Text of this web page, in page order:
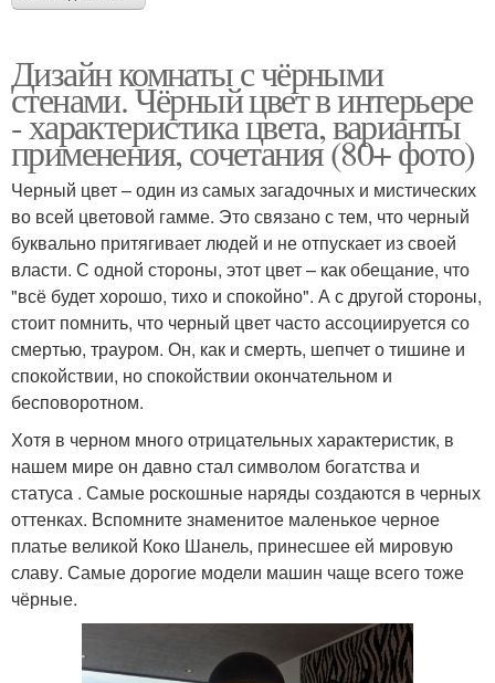
Дизайн комнаты с чёрными
стенами. Чёрный цвет в интерьере
- характеристика цвета, варианты
применения, сочетания (80+ фото)
Черный цвет – один из самых загадочных и мистических
во всей цветовой гамме. Это связано с тем, что черный
буквально притягивает людей и не отпускает из своей
власти. С одной стороны, этот цвет – как обещание, что
"всё будет хорошо, тихо и спокойно". А с другой стороны,
стоит помнить, что черный цвет часто ассоциируется со
смертью, трауром. Он, как и смерть, шепчет о тишине и
спокойствии, но спокойствии окончательном и
бесповоротном.
Хотя в черном много отрицательных характеристик, в
нашем мире он давно стал символом богатства и
статуса . Самые роскошные наряды создаются в черных
оттенках. Вспомните знаменитое маленькое черное
платье великой Коко Шанель, принесшее ей мировую
славу. Самые дорогие модели машин чаще всего тоже
чёрные.